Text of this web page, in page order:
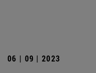
06 | 09 | 2023